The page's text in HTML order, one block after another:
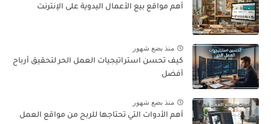
أهم مواقع بيع الأعمال اليدوية على الإنترنت
منذ بضع شهور
كيف تحسن استراتيجيات العمل الحر لتحقيق أرباح
أفضل
منذ بضع شهور
أهم الأدوات التي تحتاجها للربح من مواقع العمل